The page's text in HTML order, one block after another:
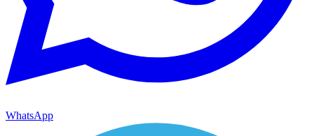
WhatsApp